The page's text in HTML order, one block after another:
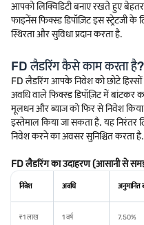
आपको लिक्विडिटी बनाए रखते हुए
फाइनेंस फिक्स्ड डिपॉज़िट इस स्ट्रेटजी
स्थिरता और सुविधा प्रदान करता है.
FD लैडरिंग कैसे काम करता है?
FD लैडरिंग आपके निवेश को छोटे
अवधि वाले फिक्स्ड डिपॉज़िट में बांटकर
मूलधन और ब्याज को फिर से निवेश
इस्तेमाल किया जा सकता है. यह निरंतर
निवेश करने का अवसर सुनिश्चित करता है.
FD लैडरिंग का उदाहरण (आसानी से
निवेश अवधि अनुमानित
₹1 लाख 1 वर्ष 7.50%